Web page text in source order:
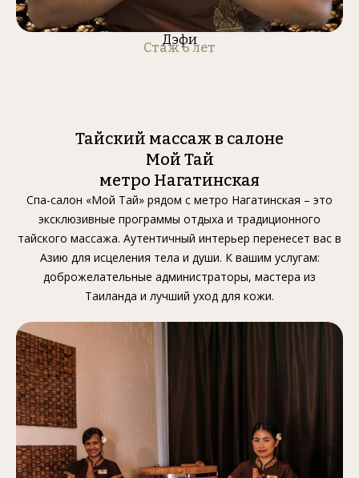
Дэфи
Стаж 6 лет
Тайский массаж в салоне
Мой Тай
метро Нагатинская
Спа-салон «Мой Тай» рядом с метро Нагатинская – это
эксклюзивные программы отдыха и традиционного
тайского массажа. Аутентичный интерьер перенесет вас в
Азию для исцеления тела и души. К вашим услугам:
доброжелательные администраторы, мастера из
Таиланда и лучший уход для кожи.